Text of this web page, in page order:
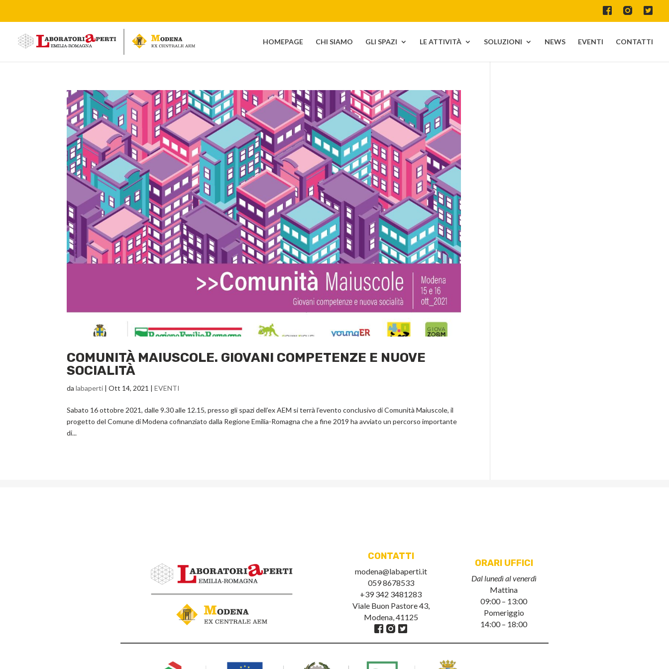
HOMEPAGE CHI SIAMO GLI SPAZI LE ATTIVITÀ SOLUZIONI NEWS EVENTI CONTATTI
COMUNITÀ MAIUSCOLE. GIOVANI COMPETENZE E NUOVE
SOCIALITÀ
dalabaperti |Ott 14, 2021 |EVENTI
Sabato 16 ottobre 2021, dalle 9.30 alle 12.15, presso gli spazi dell’ex AEM si terrà l’evento conclusivo di Comunità Maiuscole, il
progetto del Comune di Modena cofinanziato dalla Regione Emilia-Romagna che a fine 2019 ha avviato un percorso importante
di...
CONTATTI
modena@labaperti.it
059 8678533
+39 342 3481283
Viale Buon Pastore 43,
Modena, 41125
ORARI UFFICI
Dal lunedì al venerdì
Mattina
09:00 – 13:00
Pomeriggio
14:00 – 18:00